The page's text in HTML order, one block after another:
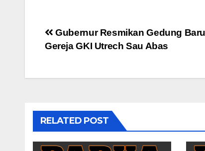
Post
navigation
Gubernur Resmikan Gedung Baru
Gereja GKI Utrech Sau Abas
RELATED POST